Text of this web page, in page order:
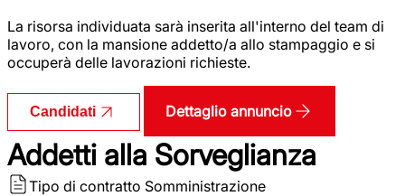
La risorsa individuata sarà inserita all'interno del team di
lavoro, con la mansione addetto/a allo stampaggio e si
occuperà delle lavorazioni richieste.
Candidati Dettaglio annuncio
Addetti alla Sorveglianza
Tipo di contratto Somministrazione